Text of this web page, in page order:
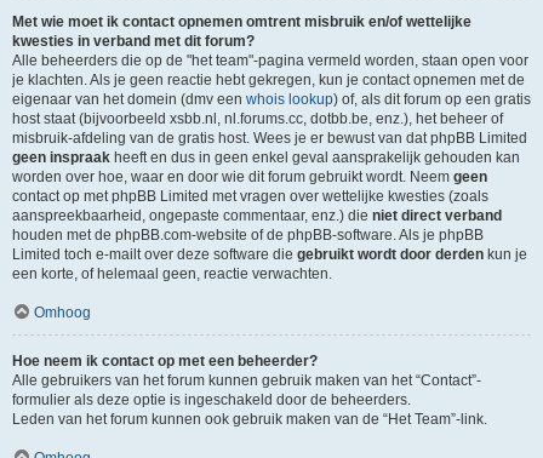
Met wie moet ik contact opnemen omtrent misbruik en/of wettelijke
kwesties in verband met dit forum?
Alle beheerders die op de "het team"-pagina vermeld worden, staan open voor
je klachten. Als je geen reactie hebt gekregen, kun je contact opnemen met de
eigenaar van het domein (dmv een whois lookup) of, als dit forum op een gratis
host staat (bijvoorbeeld xsbb.nl, nl.forums.cc, dotbb.be, enz.), het beheer of
misbruik-afdeling van de gratis host. Wees je er bewust van dat phpBB Limited
geen inspraak heeft en dus in geen enkel geval aansprakelijk gehouden kan
worden over hoe, waar en door wie dit forum gebruikt wordt. Neem geen
contact op met phpBB Limited met vragen over wettelijke kwesties (zoals
aanspreekbaarheid, ongepaste commentaar, enz.) die niet direct verband
houden met de phpBB.com-website of de phpBB-software. Als je phpBB
Limited toch e-mailt over deze software die gebruikt wordt door derden kun je
een korte, of helemaal geen, reactie verwachten.
Omhoog
Hoe neem ik contact op met een beheerder?
Alle gebruikers van het forum kunnen gebruik maken van het “Contact”-
formulier als deze optie is ingeschakeld door de beheerders.
Leden van het forum kunnen ook gebruik maken van de “Het Team”-link.